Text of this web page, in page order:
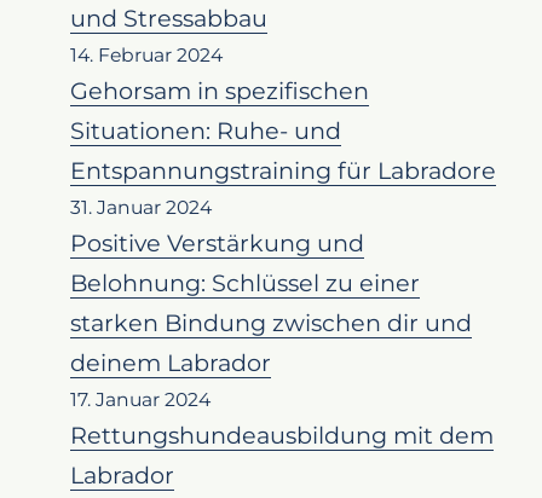
und Stressabbau
14. Februar 2024
Gehorsam in spezifischen
Situationen: Ruhe- und
Entspannungstraining für Labradore
31. Januar 2024
Positive Verstärkung und
Belohnung: Schlüssel zu einer
starken Bindung zwischen dir und
deinem Labrador
17. Januar 2024
Rettungshundeausbildung mit dem
Labrador